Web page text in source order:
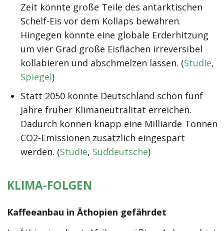
Zeit könnte große Teile des antarktischen
Schelf-Eis vor dem Kollaps bewahren.
Hingegen könnte eine globale Erderhitzung
um vier Grad große Eisflächen irreversibel
kollabieren und abschmelzen lassen. (Studie,
Spiegel)
Statt 2050 könnte Deutschland schon fünf
Jahre früher Klimaneutralität erreichen.
Dadurch können knapp eine Milliarde Tonnen
CO2-Emissionen zusätzlich eingespart
werden. (Studie, Süddeutsche)
KLIMA-FOLGEN
Kaffeeanbau in Äthopien gefährdet